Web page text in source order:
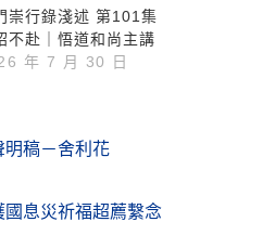
崇行錄淺述 第101集
不赴｜悟道和尚主講
年 7 月 30 日
明稿－舍利花
息災祈福超薦繫念